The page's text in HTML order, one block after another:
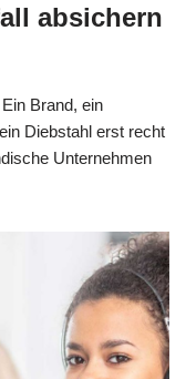
absichern
Brand, ein
Diebstahl erst recht
Unternehmen